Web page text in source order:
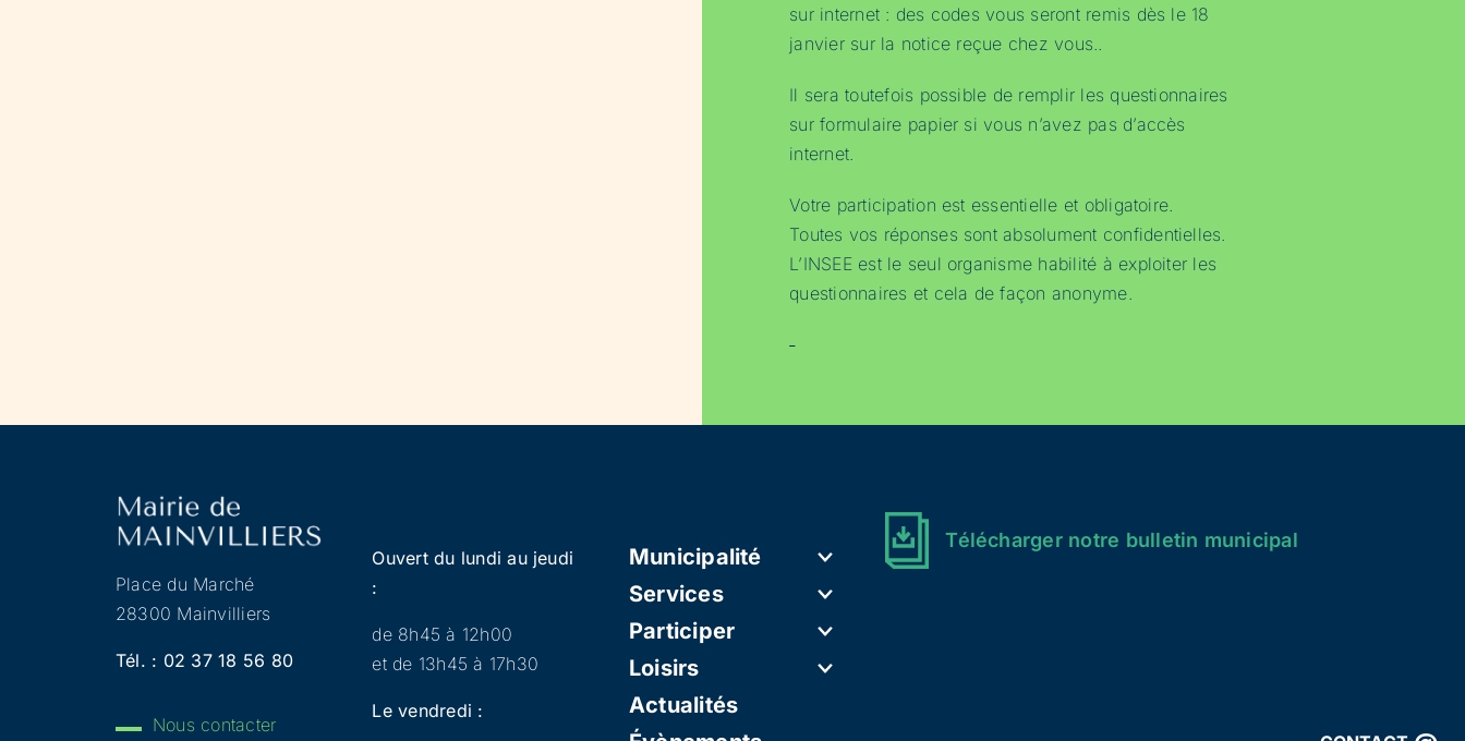
sur internet : des codes vous seront remis dès le 18
janvier sur la notice reçue chez vous..
Il sera toutefois possible de remplir les questionnaires
sur formulaire papier si vous n’avez pas d’accès
internet.
Votre participation est essentielle et obligatoire.
Toutes vos réponses sont absolument confidentielles.
L’INSEE est le seul organisme habilité à exploiter les
questionnaires et cela de façon anonyme.
Place du Marché
28300 Mainvilliers
Tél. : 02 37 18 56 80
Nous contacter
Ouvert du lundi au jeudi
:
de 8h45 à 12h00
et de 13h45 à 17h30
Le vendredi :
Municipalité
Services
Participer
Loisirs
Actualités
Télécharger notre bulletin municipal